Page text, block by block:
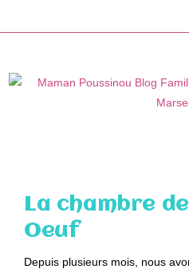
La chambre
Oeuf
Depuis plusieurs mois, nous